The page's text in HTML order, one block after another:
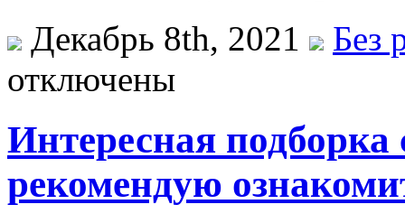
Декабрь 8th, 2021
Без
отключены
Интересная подборка
рекомендую